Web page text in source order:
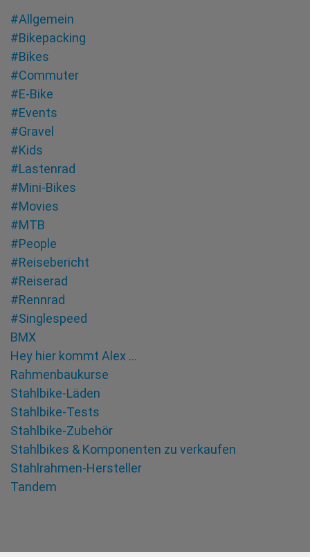
#Allgemein
#Bikepacking
#Bikes
#Commuter
#E-Bike
#Events
#Gravel
#Kids
#Lastenrad
#Mini-Bikes
#Movies
#MTB
#People
#Reisebericht
#Reiserad
#Rennrad
#Singlespeed
BMX
Hey hier kommt Alex …
Rahmenbaukurse
Stahlbike-Läden
Stahlbike-Tests
Stahlbike-Zubehör
Stahlbikes & Komponenten zu verkaufen
Stahlrahmen-Hersteller
Tandem